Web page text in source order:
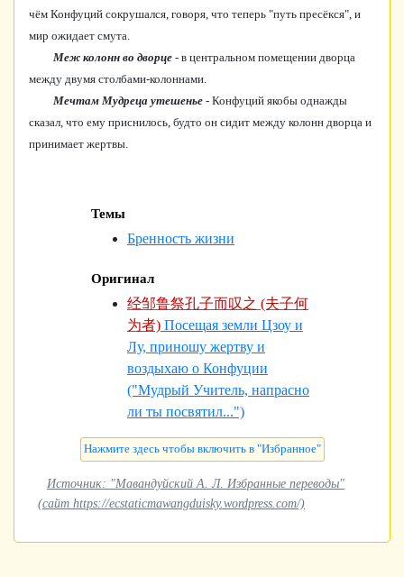
чём Конфуций сокрушался, говоря, что теперь "путь пресёкся", и
мир ожидает смута.
Меж колонн во дворце- в центральном помещении дворца
между двумя столбами-колоннами.
Мечтам Мудреца утешенье- Конфуций якобы однажды
сказал, что ему приснилось, будто он сидит между колонн дворца и
принимает жертвы.
Темы
Бренность жизни
Оригинал
经邹鲁祭孔子而叹之 (夫子何
为者) Посещая земли Цзоу и
Лу, приношу жертву и
воздыхаю о Конфуции
("Мудрый Учитель, напрасно
ли ты посвятил...")
Источник: "Мавандуйский А. Л. Избранные переводы"
(сайт https://ecstaticmawangduisky.wordpress.com/)